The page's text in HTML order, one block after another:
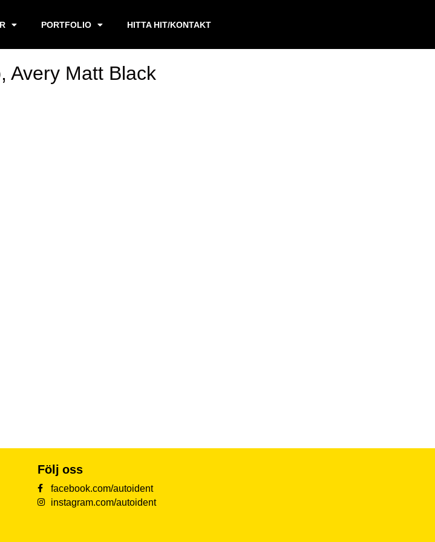
PORTFOLIO HITTA HIT/KONTAKT
Avery Matt Black
Följ oss
facebook.com/autoident
instagram.com/autoident